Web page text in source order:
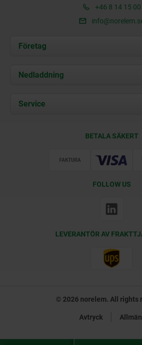
+46 8 14 15 00
Företag
Om oss
Kontakt
Nedladdning
Documents
Service
BETALA SÄKERT
FOLLOW US
LEVERANTÖR AV
© 2026 norelem. All rights
Avtryck